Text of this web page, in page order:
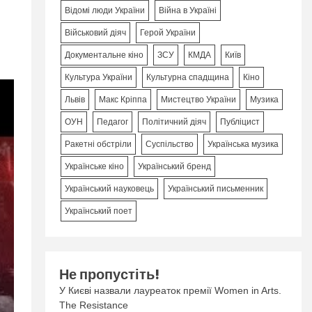
Відомі люди України Війна в Україні
Військовий діяч Герой України
Документальне кіно ЗСУ КМДА Київ
Культура України Культурна спадщина Кіно
Львів Макс Кріппа Мистецтво України Музика
ОУН Педагог Політичний діяч Публіцист
Ракетні обстріли Суспільство Українська музика
Українське кіно Український бренд
Український науковець Український письменник
Український поет
Не пропустіть!
У Києві назвали лауреаток премії Women in Arts.
The Resistance